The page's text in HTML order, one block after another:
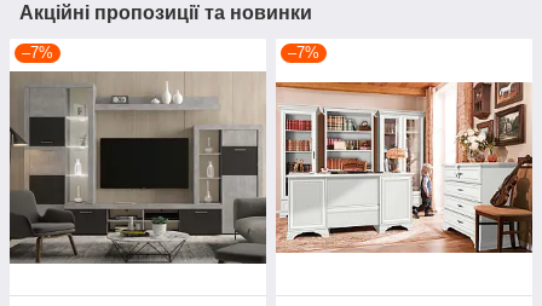
Акційні пропозиції та новинки
–7% –7%